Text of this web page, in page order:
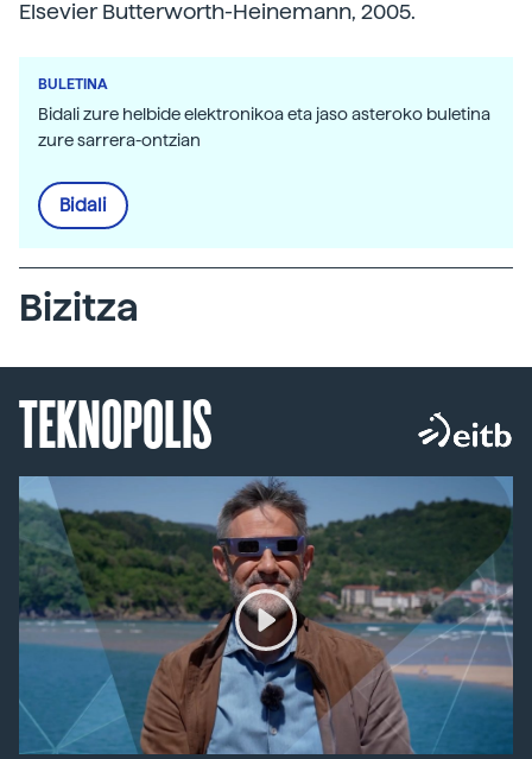
Elsevier Butterworth-Heinemann, 2005.
BULETINA
Bidali zure helbide elektronikoa eta jaso asteroko buletina
zure sarrera-ontzian
Bidali
Bizitza
TEKNOPOLIS